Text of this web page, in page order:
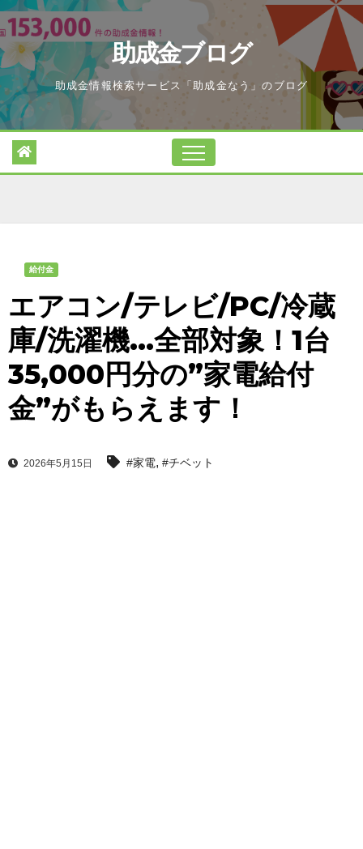
Skip
to
content
助成金ブログ
助成金情報検索サービス「助成金なう」のブログ
給付金
エアコン/テレビ/PC/冷蔵
庫/洗濯機…全部対象！1台
35,000円分の”家電給付
金”がもらえます！
2026年5月15日 #家電, #チベット